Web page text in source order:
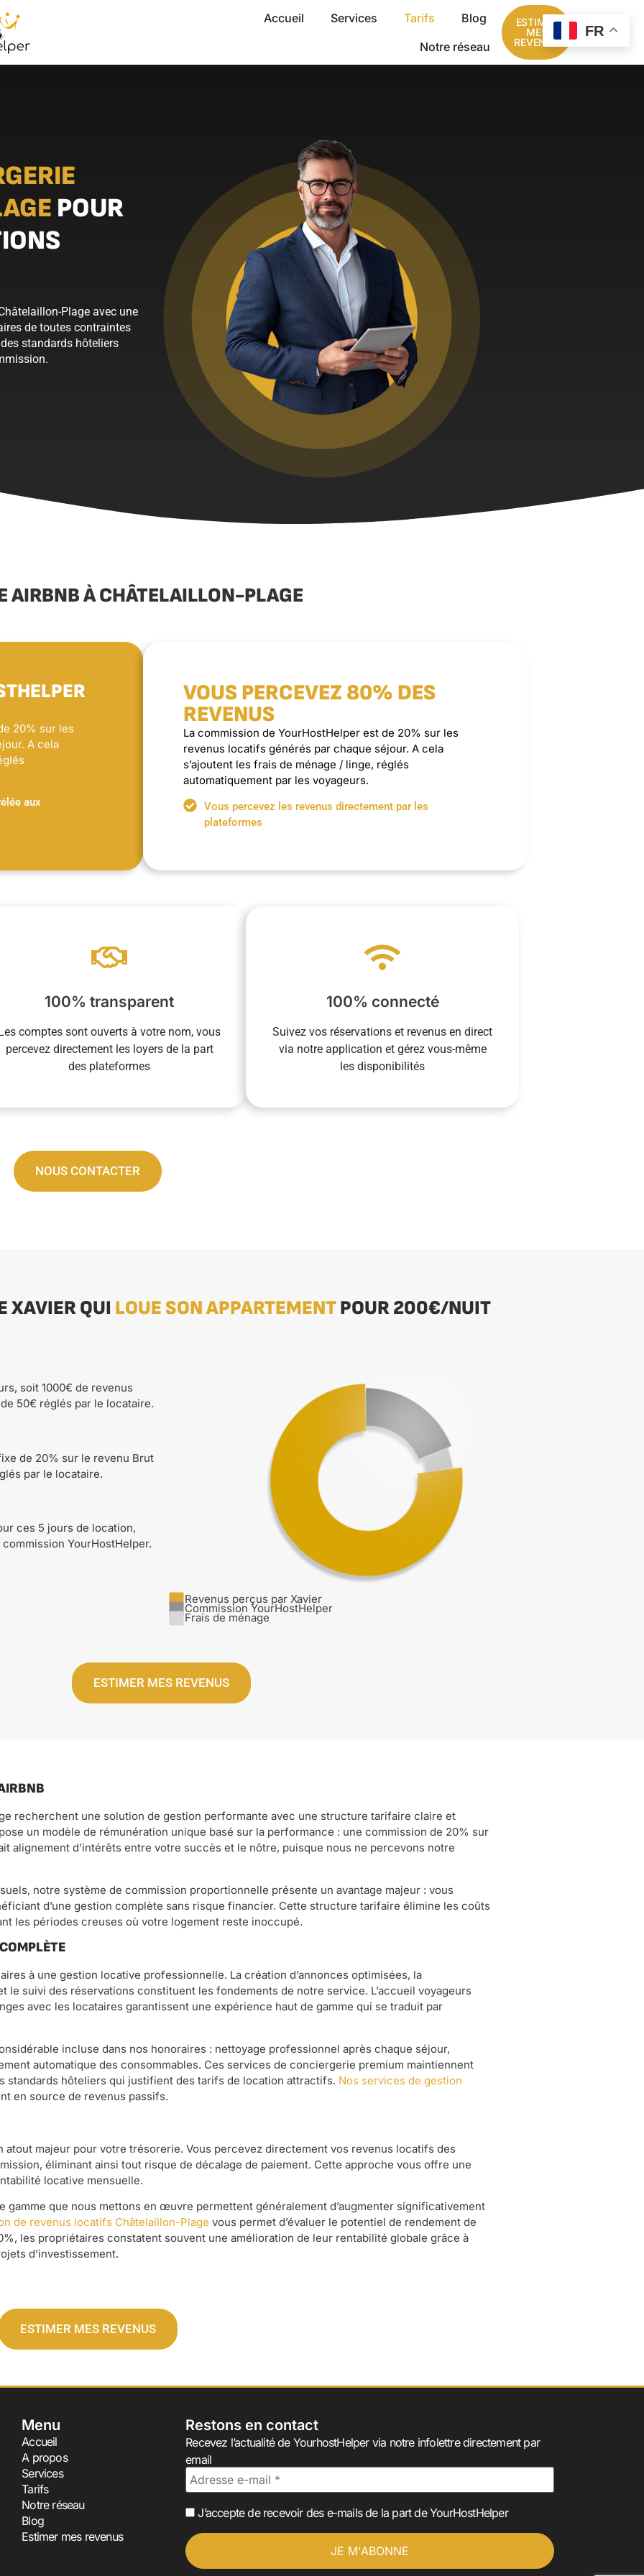
Accueil Services Tarifs
Blog
Notre réseau
ESTIMER
MES
REVENUS
POUR
Plage avec une
de toutes contraintes
standards hôteliers
AIRBNB À CHÂTELAILLON-PLAGE
20% sur les
A cela
aux
VOUS PERCEVEZ 80% DES
REVENUS
La commission de YourHostHelper est de 20% sur les
revenus locatifs générés par chaque séjour. A cela
s’ajoutent les frais de ménage / linge, réglés
automatiquement par les voyageurs.
Vous percevez les revenus directement par les
plateformes
100% transparent
comptes sont ouverts à votre nom, vous
percevez directement les loyers de la part
des plateformes
La transparence est essentielle pour nous.
Les comptes ouverts à votre nom vous
permettent d’être le destinataire direct des
de la commission dans un second temps.
les locations passées, en cours et à venir
via votre application dédiée.
100% connecté
Suivez vos réservations et revenus en direct
via notre application et gérez vous-même
les disponibilités
Notre service de conciergerie 100%
connecté vous permet de suivre la vie de
votre logement partout et tout le temps.
Votre présence sur place n’est pas requise et
dématérialisation à toutes les étapes de la
vie quotidienne pour vous faciliter la vie.
NOUS CONTACTER
XAVIER QUI LOUE SON APPARTEMENTPOUR 200€/NUIT
soit 1000€ de revenus
50€ réglés par le locataire.
de 20% sur le revenu Brut
par le locataire.
ces 5 jours de location,
YourHostHelper.
Revenus perçus par Xavier
Commission YourHostHelper
Frais de ménage
ESTIMER MES REVENUS
recherchent une solution de gestion performante avec une structure tarifaire claire et
un modèle de rémunération unique basé sur la performance : une commission de 20% sur
alignement d’intérêts entre votre succès et le nôtre, puisque nous ne percevons notre
notre système de commission proportionnelle présente un avantage majeur : vous
d’une gestion complète sans risque financier. Cette structure tarifaire élimine les coûts
les périodes creuses où votre logement reste inoccupé.
à une gestion locative professionnelle. La création d’annonces optimisées, la
suivi des réservations constituent les fondements de notre service. L’accueil voyageurs
avec les locataires garantissent une expérience haut de gamme qui se traduit par
incluse dans nos honoraires : nettoyage professionnel après chaque séjour,
automatique des consommables. Ces services de conciergerie premium maintiennent
hôteliers qui justifient des tarifs de location attractifs. Nos services de gestion
en source de revenus passifs.
majeur pour votre trésorerie. Vous percevez directement vos revenus locatifs des
éliminant ainsi tout risque de décalage de paiement. Cette approche vous offre une
locative mensuelle.
gamme que nous mettons en œuvre permettent généralement d’augmenter significativement
de revenus locatifs Châtelaillon-Plage vous permet d’évaluer le potentiel de rendement de
les propriétaires constatent souvent une amélioration de leur rentabilité globale grâce à
d’investissement.
ESTIMER MES REVENUS
Menu
Accueil
A propos
Services
Tarifs
Notre réseau
Blog
Estimer mes revenus
Restons en contact
Recevez l’actualité de YourhostHelper via notre infolettre directement par
email
J’accepte de recevoir des e-mails de la part de YourHostHelper
FR